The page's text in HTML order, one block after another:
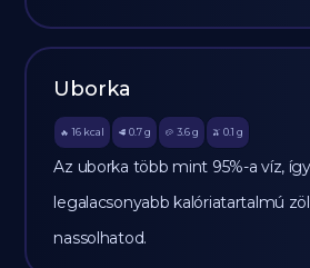
Uborka
🔥 16 kcal 🥩 0.7 g 🥔 3.6g 🫒 0.1 g
Az uborka több mint 95%-a víz,
legalacsonyabb kalóriatartalmú
nassolhatod.